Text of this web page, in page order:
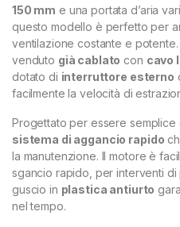
150 mm e una portata d’aria
questo modello è perfetto per
ventilazione costante e
venduto già cablato con cavo
dotato di interruttore esterno
facilmente la velocità di
Progettato per essere semplice
sistema di aggancio rapido
la manutenzione. Il motore è
sgancio rapido, per interventi di
guscio in plastica antiurto
nel tempo.